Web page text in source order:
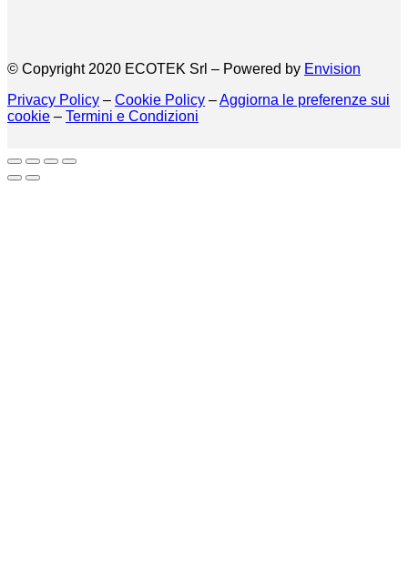
© Copyright 2020 ECOTEK Srl – Powered by Envision
Privacy Policy – Cookie Policy –Aggiorna le preferenze sui
cookie – Termini e Condizioni